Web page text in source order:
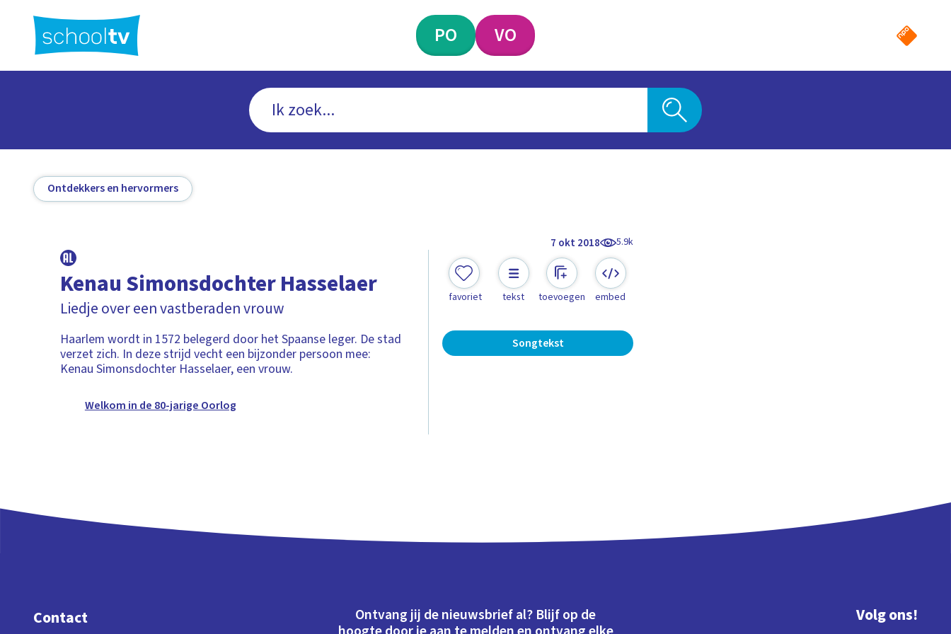
hoofdinhoud
PO VO
Ontdekkers en hervormers
7 okt 2018 5.9k
Kenau Simonsdochter Hasselaer
Liedje over een vastberaden vrouw
Haarlem wordt in 1572 belegerd door het Spaanse leger. De stad
verzet zich. In deze strijd vecht een bijzonder persoon mee:
Kenau Simonsdochter Hasselaer, een vrouw.
Welkom in de 80-jarige Oorlog
favoriet tekst toevoegen embed
Songtekst
Contact
Ontvang jij de nieuwsbrief al? Blijf op de
Volg ons!